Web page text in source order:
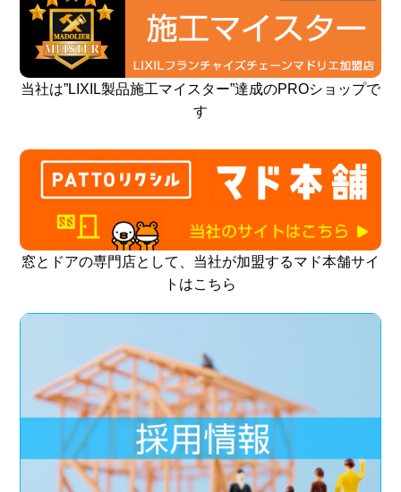
当社は”LIXIL製品施工マイスター”達成のPROショップで
す
窓とドアの専門店として、当社が加盟するマド本舗サイ
トはこちら